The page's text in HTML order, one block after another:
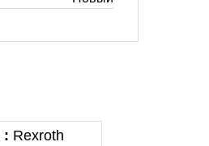
: Rexroth